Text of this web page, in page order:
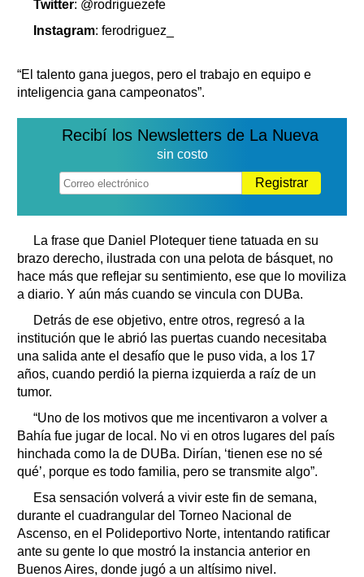
Loterías
Fúnebres
Teléfonos de urgencia
Twitter: @rodriguezefe
Instagram: ferodriguez_
“El talento gana juegos, pero el trabajo en equipo e
inteligencia gana campeonatos”.
Recibí los Newsletters de La Nueva
sin costo
Registrar
La frase que Daniel Plotequer tiene tatuada en su
brazo derecho, ilustrada con una pelota de básquet, no
hace más que reflejar su sentimiento, ese que lo moviliza
a diario. Y aún más cuando se vincula con DUBa.
Detrás de ese objetivo, entre otros, regresó a la
institución que le abrió las puertas cuando necesitaba
una salida ante el desafío que le puso vida, a los 17
años, cuando perdió la pierna izquierda a raíz de un
tumor.
“Uno de los motivos que me incentivaron a volver a
Bahía fue jugar de local. No vi en otros lugares del país
hinchada como la de DUBa. Dirían, ‘tienen ese no sé
qué’, porque es todo familia, pero se transmite algo”.
Esa sensación volverá a vivir este fin de semana,
durante el cuadrangular del Torneo Nacional de
Ascenso, en el Polideportivo Norte, intentando ratificar
ante su gente lo que mostró la instancia anterior en
Buenos Aires, donde jugó a un altísimo nivel.